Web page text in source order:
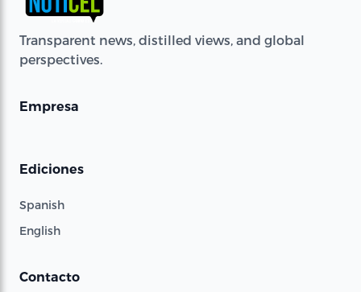
Transparent news, distilled views, and global
perspectives.
Empresa
Ediciones
Spanish
English
Contacto